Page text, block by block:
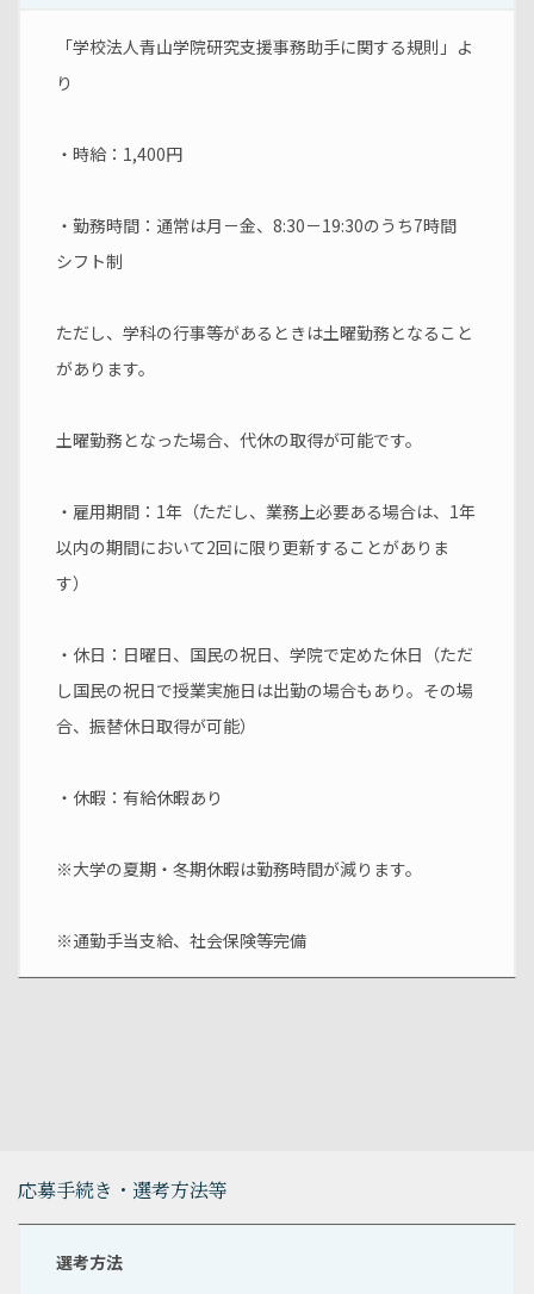
「学校法人青山学院研究支援事務助手に関する規則」よ
り
・時給：1,400円
・勤務時間：通常は月－金、8:30－19:30のうち7時間
シフト制
ただし、学科の行事等があるときは土曜勤務となること
があります。
土曜勤務となった場合、代休の取得が可能です。
・雇用期間：1年（ただし、業務上必要ある場合は、1年
以内の期間において2回に限り更新することがありま
す）
・休日：日曜日、国民の祝日、学院で定めた休日（ただ
し国民の祝日で授業実施日は出勤の場合もあり。その場
合、振替休日取得が可能）
・休暇：有給休暇あり
※大学の夏期・冬期休暇は勤務時間が減ります。
※通勤手当支給、社会保険等完備
応募手続き・選考方法等
選考方法